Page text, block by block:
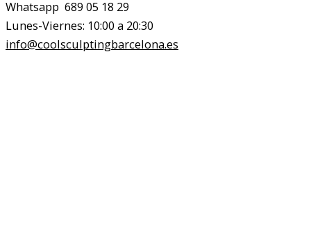
Whatsapp 689 05 18 29
Lunes-Viernes: 10:00 a 20:30
info@coolsculptingbarcelona.es